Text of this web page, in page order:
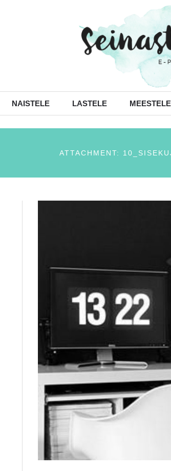
NAISTELE LASTELE MEESTELE
ATTACHMENT: